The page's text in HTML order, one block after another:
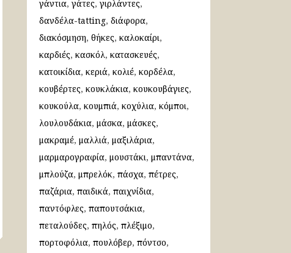
γάντια γάτες γιρλάντες
δανδέλα-tatting διάφορα
διακόσμηση θήκες καλοκαίρι
καρδιές κασκόλ κατασκευές
κατοικίδια κεριά κολιέ κορδέλα
κουβέρτες κουκλάκια κουκουβάγιες
κουκούλα κουμπιά κοχύλια κόμποι
λουλουδάκια μάσκα μάσκες
μακραμέ μαλλιά μαξιλάρια
μαρμαρογραφία μουστάκι μπαντάνα
μπλούζα μπρελόκ πάσχα πέτρες
παζάρια παιδικά παιχνίδια
παντόφλες παπουτσάκια
πεταλούδες πηλός πλέξιμο
πορτοφόλια πουλόβερ πόντσο